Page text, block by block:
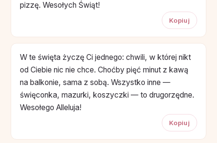
pizzę. Wesołych Świąt!
Kopiuj
W te święta życzę Ci jednego: chwili, w której nikt
od Ciebie nic nie chce. Choćby pięć minut z kawą
na balkonie, sama z sobą. Wszystko inne —
święconka, mazurki, koszyczki — to drugorzędne.
Wesołego Alleluja!
Kopiuj